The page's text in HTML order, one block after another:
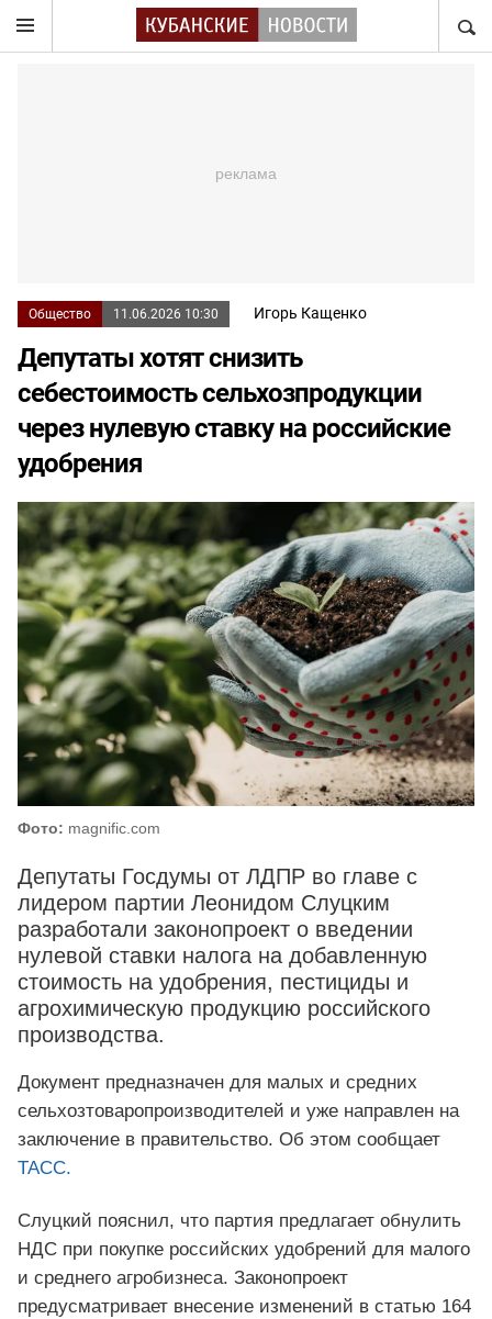
Общество 11.06.2026 10:30 Игорь Кащенко
Депутаты хотят снизить
себестоимость сельхозпродукции
через нулевую ставку на российские
удобрения
Фото: magnific.com
Депутаты Госдумы от ЛДПР во главе с
лидером партии Леонидом Слуцким
разработали законопроект о введении
нулевой ставки налога на добавленную
стоимость на удобрения, пестициды и
агрохимическую продукцию российского
производства.
Документ предназначен для малых и средних
сельхозтоваропроизводителей и уже направлен на
заключение в правительство. Об этом сообщает
ТАСС.
Слуцкий пояснил, что партия предлагает обнулить
НДС при покупке российских удобрений для малого
и среднего агробизнеса. Законопроект
предусматривает внесение изменений в статью 164